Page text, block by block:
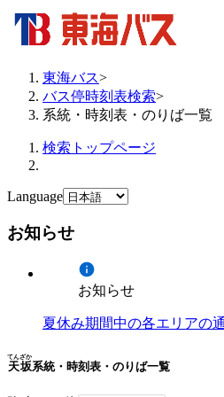
東海バス>
バス停時刻表検索>
系統・時刻表・のりば一覧
検索トップページ
Language
お知らせ
お知らせ
夏休み期間中の各エリアの
天坂
てんざか
系統・時刻表・のりば一覧